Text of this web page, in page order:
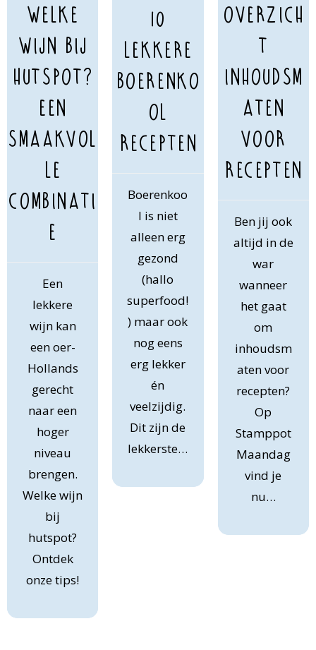
Welke
wijn bij
hutspot?
Een
smaakvol
le
combinati
e
Een
lekkere
wijn kan
een oer-
Hollands
gerecht
naar een
hoger
niveau
brengen.
Welke wijn
bij
hutspot?
Ontdek
onze tips!
10
lekkere
boerenko
ol
recepten
Boerenkoo
l is niet
alleen erg
gezond
(hallo
superfood!
) maar ook
nog eens
erg lekker
én
veelzijdig.
Dit zijn de
lekkerste…
Overzich
t
inhoudsm
aten
voor
recepten
Ben jij ook
altijd in de
war
wanneer
het gaat
om
inhoudsm
aten voor
recepten?
Op
Stamppot
Maandag
vind je
nu…